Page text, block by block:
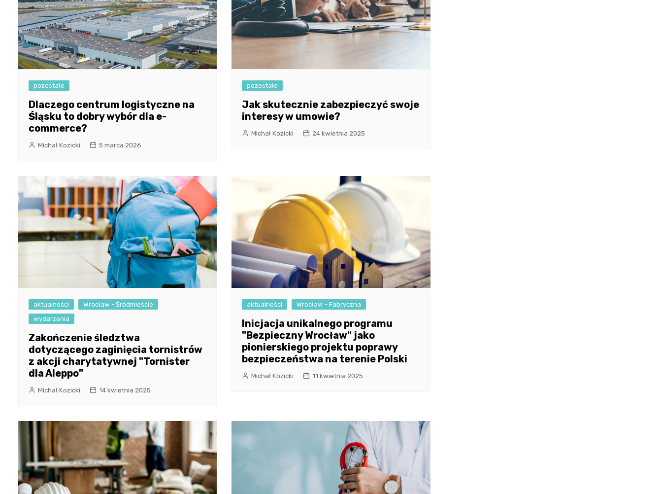
pozostałe
Dlaczego centrum logistyczne na
Śląsku to dobry wybór dla e-
commerce?
Michał Kozicki 5 marca 2026
pozostałe
Jak skutecznie zabezpieczyć swoje
interesy w umowie?
Michał Kozicki 24 kwietnia 2025
aktualności
Wrocław - Śródmieście
wydarzenia
Zakończenie śledztwa
dotyczącego zaginięcia tornistrów
z akcji charytatywnej "Tornister
dla Aleppo"
Michał Kozicki 14 kwietnia 2025
aktualności Wrocław - Fabryczna
Inicjacja unikalnego programu
"Bezpieczny Wrocław" jako
pionierskiego projektu poprawy
bezpieczeństwa na terenie Polski
Michał Kozicki 11 kwietnia 2025